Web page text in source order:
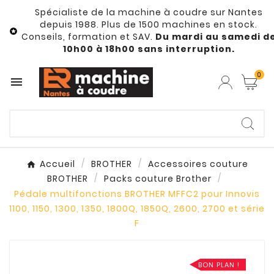

Spécialiste de la machine à coudre sur Nantes
depuis 1988. Plus de 1500 machines en stock.
Conseils, formation et SAV. Du mardi au samedi
10h00 à 18h00 sans interruption.
 0
Accueil BROTHER
Accessoires couture
BROTHER
Packs couture Brother
Pédale multifonctions BROTHER MFFC2 pour Innovis
1100, 1150, 1300, 1350, 1800Q, 1850Q, 2600, 2700 et série
F
BON PLAN !